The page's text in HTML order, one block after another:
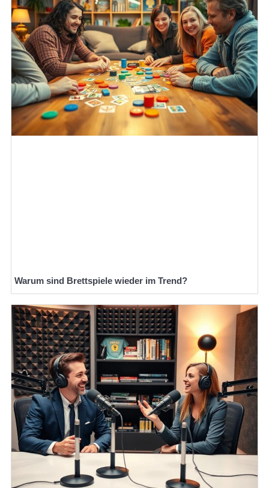
Warum sind Brettspiele wieder im Trend?